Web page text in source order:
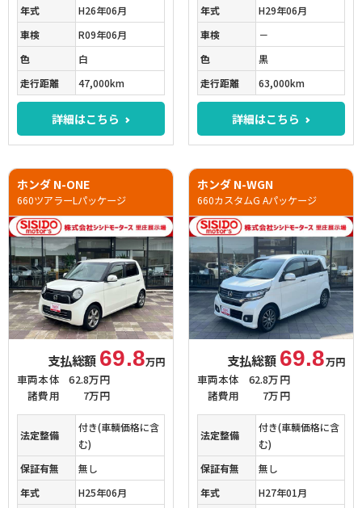
年式
H26年06月
車検
R09年06月
色
白
走行距離
47,000km
詳細はこちら
年式
H29年06月
車検
－
色
黒
走行距離
63,000km
詳細はこちら
ホンダ N-ONE
660ツアラーLパッケージ
支払総額 69.8万円
車両本体
62.8万円
諸費用
7万円
法定整備
付き(車輌価格に含
む)
保証有無
無し
年式
H25年06月
ホンダ N-WGN
660カスタムG Aパッケージ
支払総額 69.8万円
車両本体
62.8万円
諸費用
7万円
法定整備
付き(車輌価格に含
む)
保証有無
無し
年式
H27年01月